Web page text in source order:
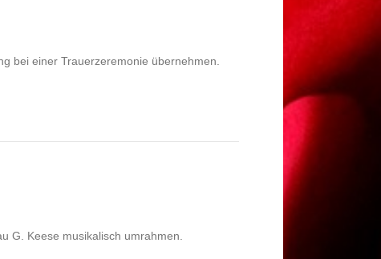
bei einer Trauerzeremonie übernehmen.
G. Keese musikalisch umrahmen.